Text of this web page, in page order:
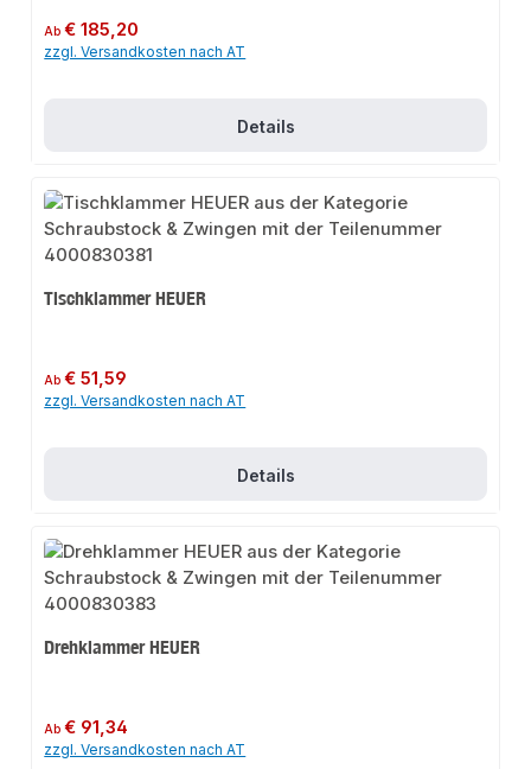
Regulärer Preis:
Ab€ 185,20
zzgl. Versandkosten nach AT
Details
Tischklammer HEUER
Regulärer Preis:
Ab€ 51,59
zzgl. Versandkosten nach AT
Details
Drehklammer HEUER
Regulärer Preis:
Ab€ 91,34
zzgl. Versandkosten nach AT